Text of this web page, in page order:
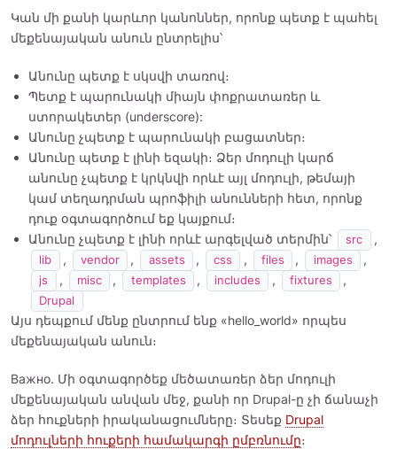
Կան մի քանի կարևոր կանոններ, որոնք պետք է պահել
մեքենայական անուն ընտրելիս՝
Անունը պետք է սկսվի տառով։
Պետք է պարունակի միայն փոքրատառեր և
ստորակետեր (underscore):
Անունը չպետք է պարունակի բացատներ։
Անունը պետք է լինի եզակի։ Ձեր մոդուլի կարճ
անունը չպետք է կրկնվի որևէ այլ մոդուլի, թեմայի
կամ տեղադրման պրոֆիլի անունների հետ, որոնք
դուք օգտագործում եք կայքում։
Անունը չպետք է լինի որևէ արգելված տերմին՝
src ,
lib , vendor , assets , css , files , images ,
js , misc , templates , includes , fixtures ,
Drupal
Այս դեպքում մենք ընտրում ենք «hello_world» որպես
մեքենայական անուն։
Важно. Մի օգտագործեք մեծատառեր ձեր մոդուլի
մեքենայական անվան մեջ, քանի որ Drupal-ը չի ճանաչի
ձեր հուքների իրականացումները։ Տեսեք Drupal
մոդուլների հուքերի համակարգի ըմբռնումը։